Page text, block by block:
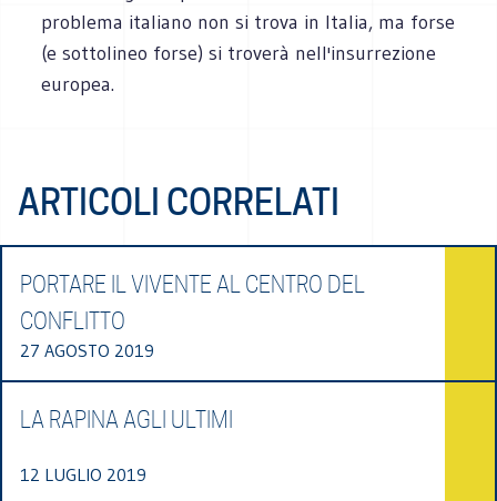
problema italiano non si trova in Italia, ma forse
(e sottolineo forse) si troverà nell'insurrezione
europea.
ARTICOLI CORRELATI
PORTARE IL VIVENTE AL CENTRO DEL
CONFLITTO
27 AGOSTO 2019
LA RAPINA AGLI ULTIMI
12 LUGLIO 2019